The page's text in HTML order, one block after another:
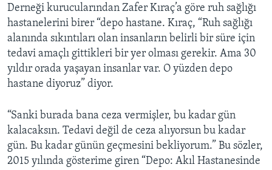
Derneği kurucularından Zafer Kıraç’a göre ruh sağlığı
hastanelerini birer “depo hastane. Kıraç, “Ruh sağlığı
alanında sıkıntıları olan insanların belirli bir süre için
tedavi amaçlı gittikleri bir yer olması gerekir. Ama 30
yıldır orada yaşayan insanlar var. O yüzden depo
hastane diyoruz” diyor.
“Sanki burada bana ceza vermişler, bu kadar gün
kalacaksın. Tedavi değil de ceza alıyorsun bu kadar
gün. Bu kadar günün geçmesini bekliyorum.” Bu sözler,
2015 yılında gösterime giren “Depo: Akıl Hastanesinde